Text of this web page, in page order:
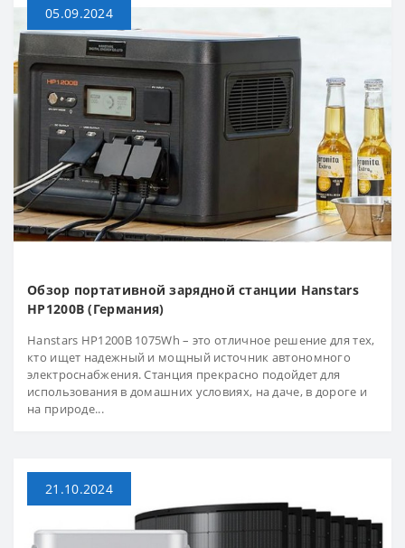
05.09.2024
Обзор портативной зарядной станции Hanstars
HP1200B (Германия)
Hanstars HP1200B 1075Wh – это отличное решение для тех,
кто ищет надежный и мощный источник автономного
электроснабжения. Станция прекрасно подойдет для
использования в домашних условиях, на даче, в дороге и
на природе...
21.10.2024